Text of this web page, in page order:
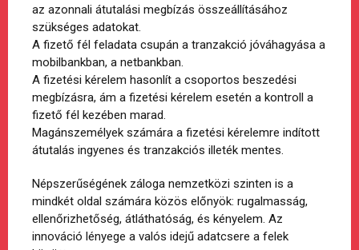
az azonnali átutalási megbízás összeállításához
szükséges adatokat.
A fizető fél feladata csupán a tranzakció jóváhagyása a
mobilbankban, a netbankban.
A fizetési kérelem hasonlít a csoportos beszedési
megbízásra, ám a fizetési kérelem esetén a kontroll a
fizető fél kezében marad.
Magánszemélyek számára a fizetési kérelemre indított
átutalás ingyenes és tranzakciós illeték mentes.
Népszerűségének záloga nemzetközi szinten is a
mindkét oldal számára közös előnyök: rugalmasság,
ellenőrizhetőség, átláthatóság, és kényelem. Az
innováció lényege a valós idejű adatcsere a felek